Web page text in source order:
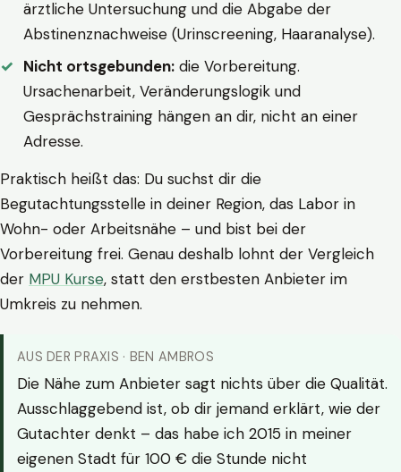
ärztliche Untersuchung und die Abgabe der
Abstinenznachweise (Urinscreening, Haaranalyse).
Nicht ortsgebunden: die Vorbereitung.
Ursachenarbeit, Veränderungslogik und
Gesprächstraining hängen an dir, nicht an einer
Adresse.
Praktisch heißt das: Du suchst dir die
Begutachtungsstelle in deiner Region, das Labor in
Wohn- oder Arbeitsnähe – und bist bei der
Vorbereitung frei. Genau deshalb lohnt der Vergleich
der MPU Kurse, statt den erstbesten Anbieter im
Umkreis zu nehmen.
AUS DER PRAXIS · BEN AMBROS
Die Nähe zum Anbieter sagt nichts über die Qualität.
Ausschlaggebend ist, ob dir jemand erklärt, wie der
Gutachter denkt – das habe ich 2015 in meiner
eigenen Stadt für 100 € die Stunde nicht